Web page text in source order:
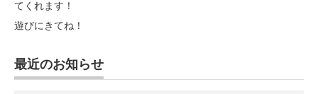
てくれます！
遊びにきてね！
最近のお知らせ